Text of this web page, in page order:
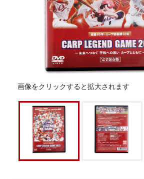
画像をクリックすると拡大されます